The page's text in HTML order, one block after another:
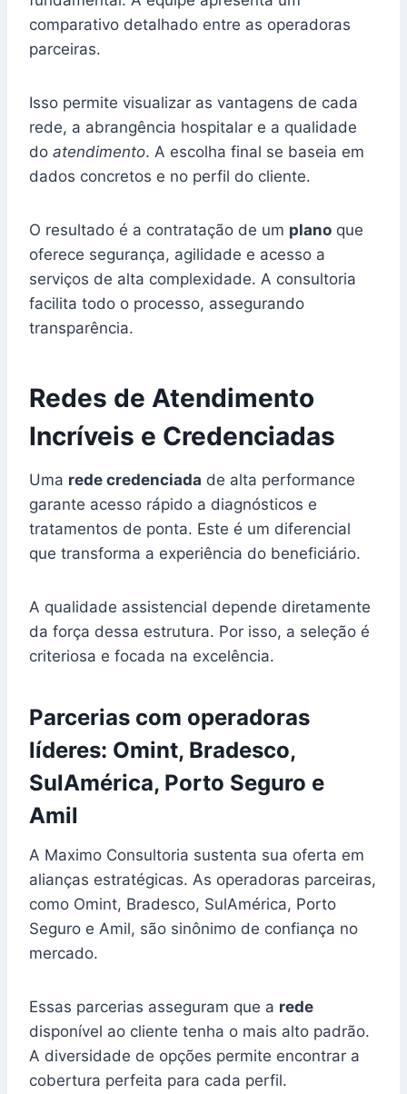
comparativo detalhado entre as operadoras
parceiras.
Isso permite visualizar as vantagens de cada
rede, a abrangência hospitalar e a qualidade
do atendimento. A escolha final se baseia em
dados concretos e no perfil do cliente.
O resultado é a contratação de um plano que
oferece segurança, agilidade e acesso a
serviços de alta complexidade. A consultoria
facilita todo o processo, assegurando
transparência.
Redes de Atendimento
Incríveis e Credenciadas
Uma rede credenciada de alta performance
garante acesso rápido a diagnósticos e
tratamentos de ponta. Este é um diferencial
que transforma a experiência do beneficiário.
A qualidade assistencial depende diretamente
da força dessa estrutura. Por isso, a seleção é
criteriosa e focada na excelência.
Parcerias com operadoras
líderes: Omint, Bradesco,
SulAmérica, Porto Seguro e
Amil
A Maximo Consultoria sustenta sua oferta em
alianças estratégicas. As operadoras parceiras,
como Omint, Bradesco, SulAmérica, Porto
Seguro e Amil, são sinônimo de confiança no
mercado.
Essas parcerias asseguram que a rede
disponível ao cliente tenha o mais alto padrão.
A diversidade de opções permite encontrar a
cobertura perfeita para cada perfil.